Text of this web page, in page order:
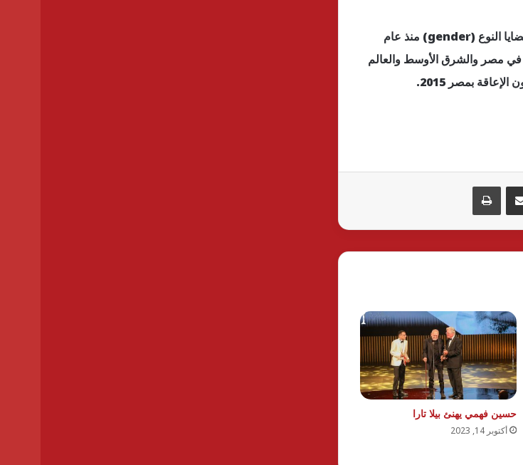
وعملت كاستشارية دولية في مجال الإعاقة، وباحثة حرة في مجال الإعاقة وقضايا النوع (gender) منذ عام
في مصر والشرق الأوسط والعالم
مشاركة عبر البريد طباعة
حسين فهمي يهنئ بيلا تارا
أكتوبر 14, 2023